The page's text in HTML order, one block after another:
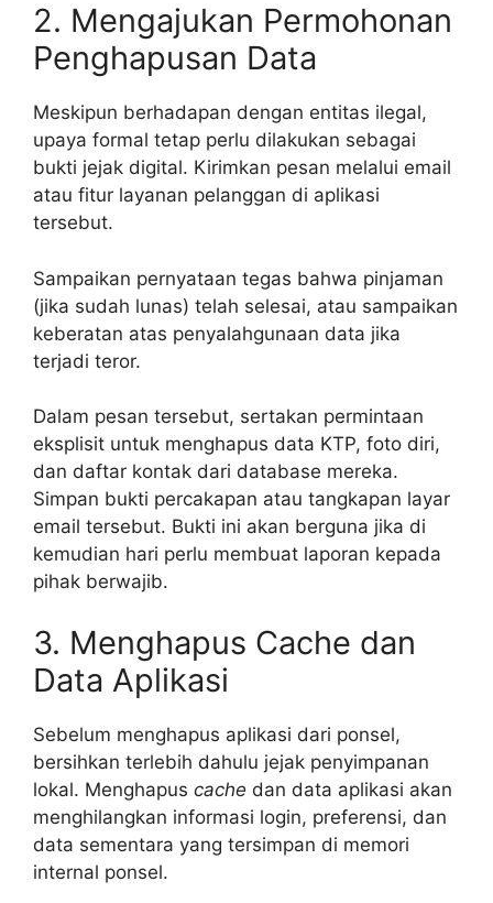
2. Mengajukan Permohonan
Penghapusan Data
Meskipun berhadapan dengan entitas ilegal,
upaya formal tetap perlu dilakukan sebagai
bukti jejak digital. Kirimkan pesan melalui email
atau fitur layanan pelanggan di aplikasi
tersebut.
Sampaikan pernyataan tegas bahwa pinjaman
(jika sudah lunas) telah selesai, atau sampaikan
keberatan atas penyalahgunaan data jika
terjadi teror.
Dalam pesan tersebut, sertakan permintaan
eksplisit untuk menghapus data KTP, foto diri,
dan daftar kontak dari database mereka.
Simpan bukti percakapan atau tangkapan layar
email tersebut. Bukti ini akan berguna jika di
kemudian hari perlu membuat laporan kepada
pihak berwajib.
3. Menghapus Cache dan
Data Aplikasi
Sebelum menghapus aplikasi dari ponsel,
bersihkan terlebih dahulu jejak penyimpanan
lokal. Menghapus cache dan data aplikasi akan
menghilangkan informasi login, preferensi, dan
data sementara yang tersimpan di memori
internal ponsel.